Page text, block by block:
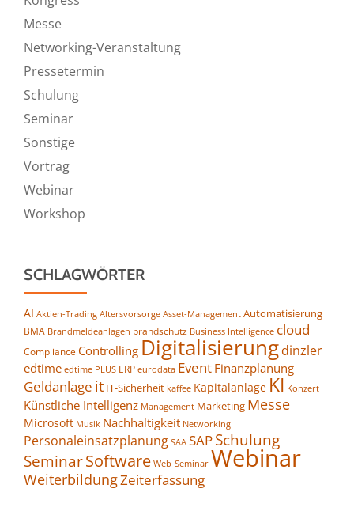
Messe
Networking-Veranstaltung
Pressetermin
Schulung
Seminar
Sonstige
Vortrag
Webinar
Workshop
SCHLAGWÖRTER
AI Aktien-Trading Altersvorsorge Asset-Management Automatisierung
BMA Brandmeldeanlagen brandschutz Business Intelligence cloud
Compliance Controlling Digitalisierungdinzler
edtime edtime PLUS ERP eurodata Event Finanzplanung
Geldanlage it IT-Sicherheit kaffee Kapitalanlage KI Konzert
Künstliche Intelligenz Management Marketing Messe
Microsoft Musik Nachhaltigkeit Networking
Personaleinsatzplanung SAA SAPSchulung
SeminarSoftware Web-Seminar Webinar
WeiterbildungZeiterfassung